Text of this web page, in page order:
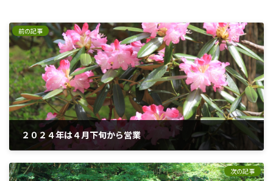
前の記事
２０２４年は４月下旬から営業
次の記事